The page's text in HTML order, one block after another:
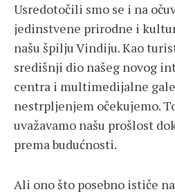
Usredotočili smo se i na
jedinstvene prirodne i
našu špilju Vindiju. Kao
središnji dio našeg novog
centra i multimedijalne
nestrpljenjem očekujemo.
uvažavamo našu prošlost
prema budućnosti.
Ali ono što posebno ističe